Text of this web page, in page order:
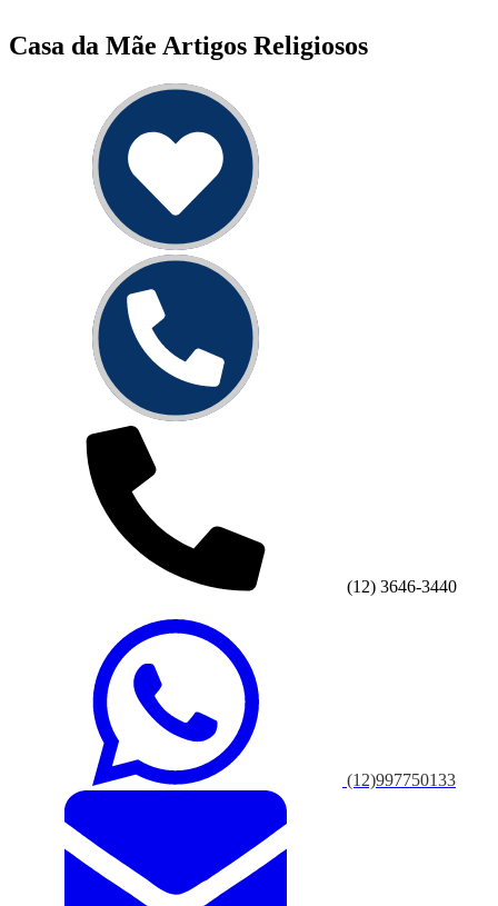
Casa da Mãe Artigos Religiosos
(12) 3646-3440
(12)997750133